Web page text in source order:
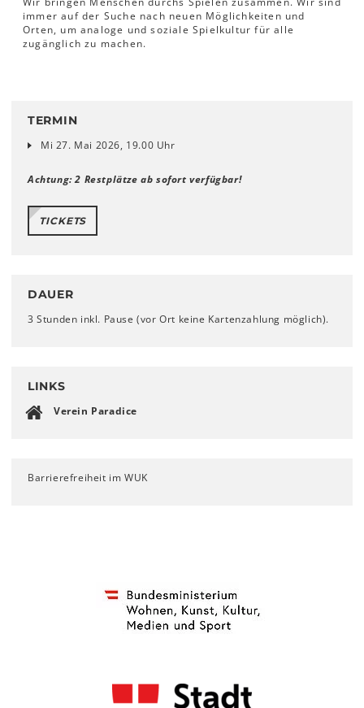
immer auf der Suche nach neuen Möglichkeiten und
Orten, um analoge und soziale Spielkultur für alle
zugänglich zu machen.
TERMIN
Mi 27. Mai 2026, 19.00 Uhr
Achtung: 2 Restplätze ab sofort verfügbar!
TICKETS
DAUER
3 Stunden inkl. Pause (vor Ort keine Kartenzahlung möglich).
LINKS
Verein Paradice
Barrierefreiheit im WUK